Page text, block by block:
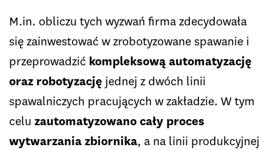
M.in. obliczu tych wyzwań firma zdecydowała
się zainwestować w zrobotyzowane spawanie i
przeprowadzić kompleksową automatyzację
oraz robotyzację jednej z dwóch linii
spawalniczych pracujących w zakładzie. W tym
celu zautomatyzowano cały proces
wytwarzania zbiornika, a na linii produkcyjnej